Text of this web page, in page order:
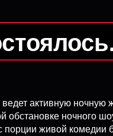
активную ночную
ночного
живой комедии